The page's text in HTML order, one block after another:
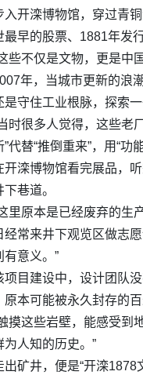
入开滦博物馆，穿过青
最早的股票、1881年发
些不仅是文物，更是中
年，当城市更新的浪
是守住工业根脉，探索
时很多人觉得，这些老
代替“推倒重来”，用“功
开滦博物馆看完展品，
巷道。
里原本是已经废弃的生
经常来井下观览区做志
有意义。”
项目建设中，设计团队
原本可能被永久封存的
摸这些岩壁，能感受到
为人知的历史。”
出矿井，便是“开滦